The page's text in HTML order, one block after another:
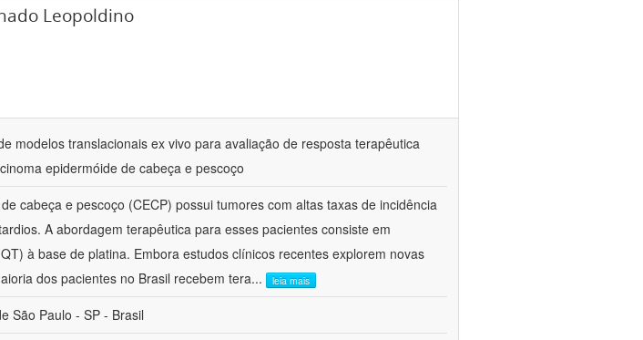
Leopoldino
modelos translacionais ex vivo para avaliação de resposta terapêutica
epidermóide de cabeça e pescoço
cabeça e pescoço (CECP) possui tumores com altas taxas de incidência
A abordagem terapêutica para esses pacientes consiste em
à base de platina. Embora estudos clínicos recentes explorem novas
dos pacientes no Brasil recebem tera... leia mais
São Paulo - SP - Brasil